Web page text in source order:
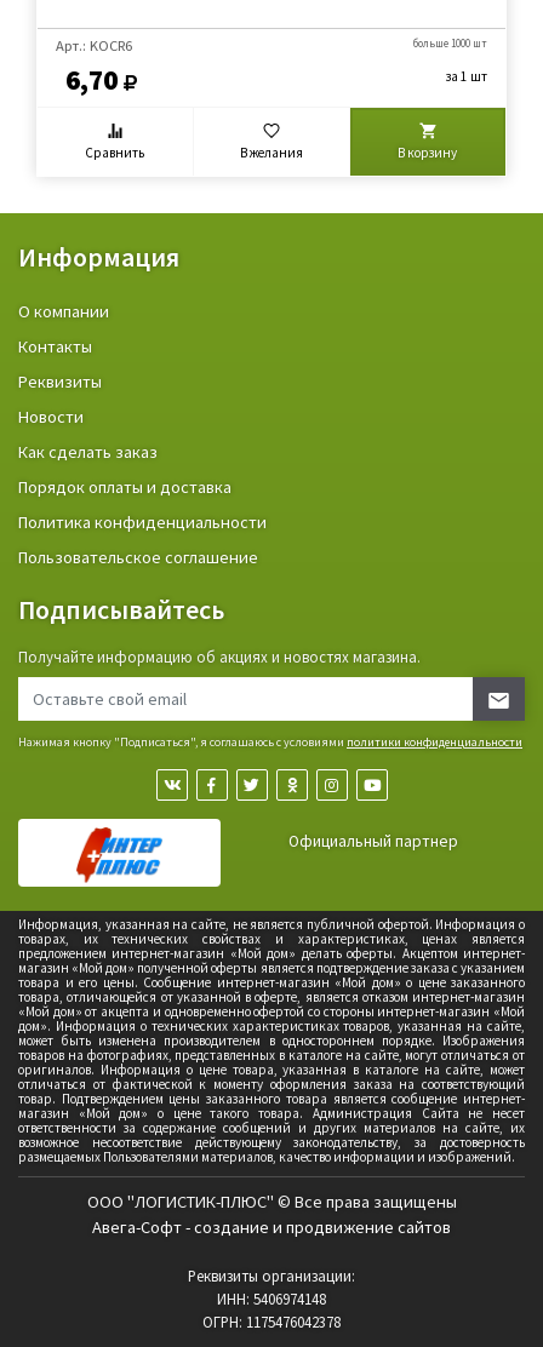
Арт.: KOCR6
6,70
больше 1000 шт
за 1 шт
Сравнить В желания В корзину
Информация
О компании
Контакты
Реквизиты
Новости
Как сделать заказ
Порядок оплаты и доставка
Политика конфиденциальности
Пользовательское соглашение
Подписывайтесь
Получайте информацию об акциях и новостях магазина.
Нажимая кнопку "Подписаться", я соглашаюсь с условиями политики конфиденциальности
Официальный партнер
Информация, указанная на сайте, не является публичной офертой. Информация о
товарах, их технических свойствах и характеристиках, ценах является
предложением интернет-магазин «Мой дом» делать оферты. Акцептом интернет-
магазин «Мой дом» полученной оферты является подтверждение заказа с указанием
товара и его цены. Сообщение интернет-магазин «Мой дом» о цене заказанного
товара, отличающейся от указанной в оферте, является отказом интернет-магазин
«Мой дом» от акцепта и одновременно офертой со стороны интернет-магазин «Мой
дом». Информация о технических характеристиках товаров, указанная на сайте,
может быть изменена производителем в одностороннем порядке. Изображения
товаров на фотографиях, представленных в каталоге на сайте, могут отличаться от
оригиналов. Информация о цене товара, указанная в каталоге на сайте, может
отличаться от фактической к моменту оформления заказа на соответствующий
товар. Подтверждением цены заказанного товара является сообщение интернет-
магазин «Мой дом» о цене такого товара. Администрация Сайта не несет
ответственности за содержание сообщений и других материалов на сайте, их
возможное несоответствие действующему законодательству, за достоверность
размещаемых Пользователями материалов, качество информации и изображений.
ООО "ЛОГИСТИК-ПЛЮС" © Все права защищены
Авега-Софт - создание и продвижение сайтов
Реквизиты организации:
ИНН: 5406974148
ОГРН: 1175476042378